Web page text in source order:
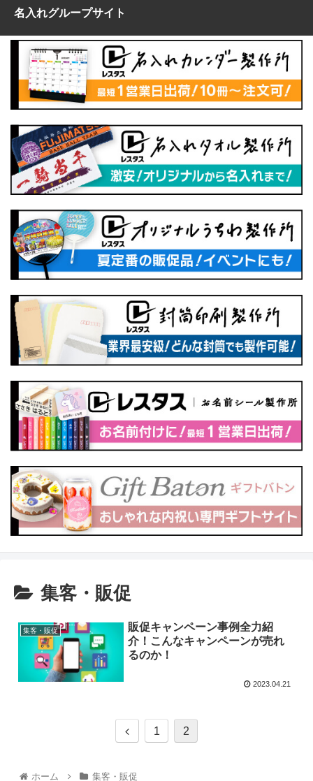
名入れグループサイト
集客・販促
集客・販促
販促キャンペーン事例全力紹
介！こんなキャンペーンが売れ
るのか！
2023.04.21
1 2
ホーム 集客・販促